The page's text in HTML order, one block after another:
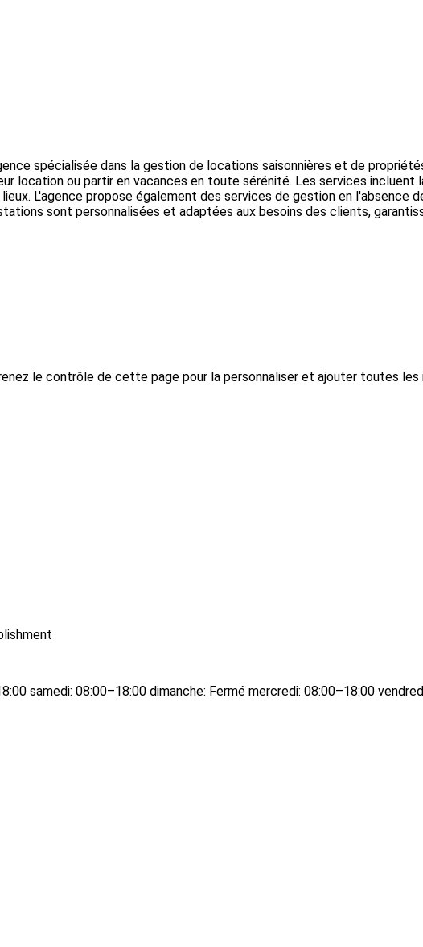
spécialisée dans la gestion de locations saisonnières et de
location ou partir en vacances en toute sérénité. Les services incluent
L'agence propose également des services de gestion en
sont personnalisées et adaptées aux besoins des clients,
le contrôle de cette page pour la personnaliser et ajouter toutes les
samedi: 08:00–18:00 dimanche: Fermé mercredi: 08:00–18:00